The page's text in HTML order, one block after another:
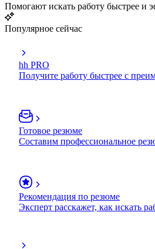
Помогают искать работу быстрее и
Популярное сейчас
hh PRO
Получите работу быстрее с
Готовое резюме
Составим профессиональное
Рекомендация по резюме
Эксперт расскажет, как искать